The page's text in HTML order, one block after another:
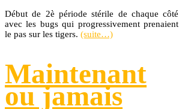
Début de 2è période stérile de chaque côté
avec les bugs qui progressivement prenaient
le pas sur les tigers. (suite…)
Maintenant
ou jamais